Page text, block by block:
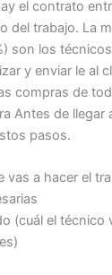
el contrato
del trabajo. La
son los
y enviar le al
compras de
Antes de llegar
pasos.
vas a hacer el
(cuál el técnico